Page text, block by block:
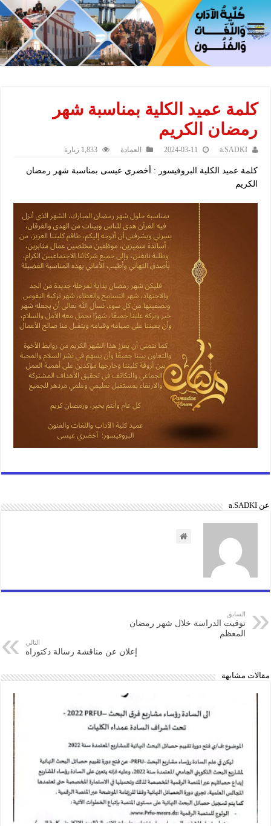
كلمة عميد الكلية بمناسبة شهر
رمضان الكريم
a.SADKI
2024-03-11 العمادة 1,833 زيارة
كلمة عميد الكلية البروفيسور : أخضري عيسى بمناسبة شهر رمضان
الكريم
عن a.SADKI
السابق
توقيت الدراسة خلال شهر رمضان
المعظم
التالي
إعلان عن مناقشة رسالة دكتوراه
مقالات مشابهة